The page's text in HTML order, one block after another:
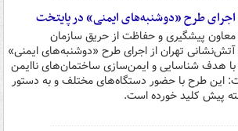
اجرای طرح «دوشنبه‌های ایمنی» در پایتخت
معاون پیشگیری و حفاظت از حریق سازمان
آتش‌نشانی تهران از اجرای طرح «دوشنبه‌های ایمنی»
با هدف شناسایی و ایمن‌سازی ساختمان‌های ناایمن
این طرح با حضور دستگاه‌های مختلف و به دستور
پیش کلید خورده است.